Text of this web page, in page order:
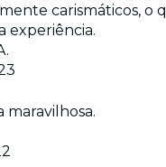
carismáticos, o
experiência.
maravilhosa.